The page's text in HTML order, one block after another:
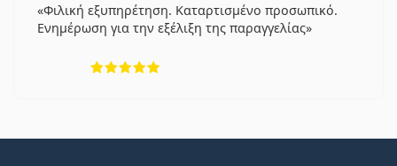
Φιλική εξυπηρέτηση. Καταρτισμένο προσωπικό.
Ενημέρωση για την εξέλιξη της παραγγελίας